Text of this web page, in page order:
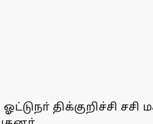
திக்குறிச்சி